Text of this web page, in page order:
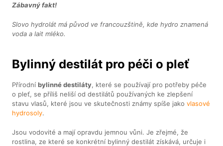
Zábavný fakt!
Slovo hydrolát má původ ve francouzštině, kde hydro znamená
voda a lait mléko.
Bylinný destilát pro péči o pleť
Přírodníbylinné destiláty, které se používají pro potřeby péče
o pleť, se příliš neliší od destilátů používaných ke zlepšení
stavu vlasů, které jsou ve skutečnosti známy spíše jakovlasové
hydrosoly.
Jsou vodovité a mají opravdu jemnou vůni. Je zřejmé, že
rostlina, ze které se konkrétní bylinný destilát získává, určuje i